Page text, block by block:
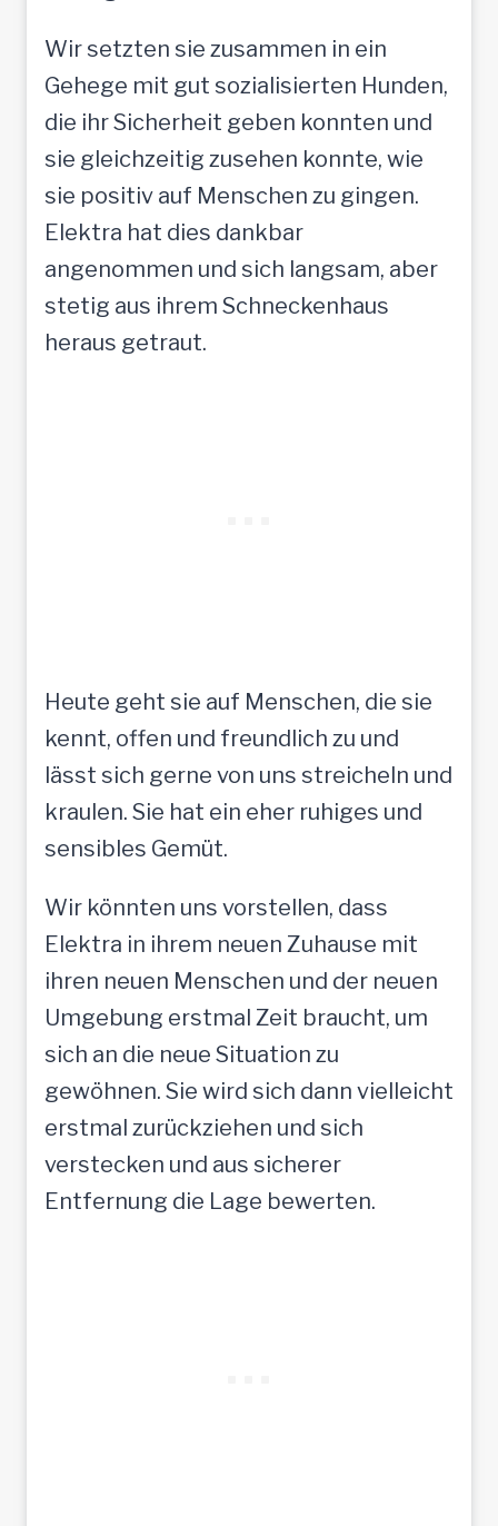
Wir setzten sie zusammen in ein
Gehege mit gut sozialisierten Hunden,
die ihr Sicherheit geben konnten und
sie gleichzeitig zusehen konnte, wie
sie positiv auf Menschen zu gingen.
Elektra hat dies dankbar
angenommen und sich langsam, aber
stetig aus ihrem Schneckenhaus
heraus getraut.
Heute geht sie auf Menschen, die sie
kennt, offen und freundlich zu und
lässt sich gerne von uns streicheln und
kraulen. Sie hat ein eher ruhiges und
sensibles Gemüt.
Wir könnten uns vorstellen, dass
Elektra in ihrem neuen Zuhause mit
ihren neuen Menschen und der neuen
Umgebung erstmal Zeit braucht, um
sich an die neue Situation zu
gewöhnen. Sie wird sich dann vielleicht
erstmal zurückziehen und sich
verstecken und aus sicherer
Entfernung die Lage bewerten.